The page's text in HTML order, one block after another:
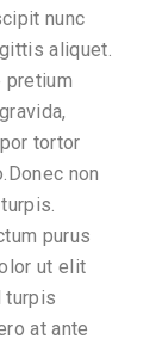
nunc
aliquet.
pretium
tortor
non
purus
ut elit
turpis
at ante